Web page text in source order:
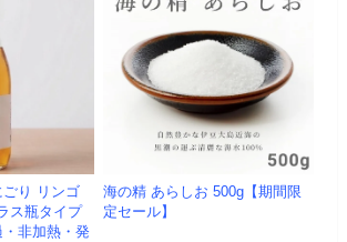
り リンゴ
ス瓶タイプ
・非加熱・発
海の精 あらしお 500g【期間限
定セール】